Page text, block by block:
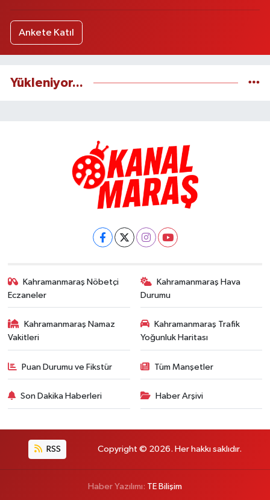
Ankete Katıl
Yükleniyor...
Kahramanmaraş Nöbetçi
Eczaneler
Kahramanmaraş Hava
Durumu
Kahramanmaraş Namaz
Vakitleri
Kahramanmaraş Trafik
Yoğunluk Haritası
Puan Durumu ve Fikstür Tüm Manşetler
Son Dakika Haberleri Haber Arşivi
RSS Copyright © 2026. Her hakkı saklıdır.
Haber Yazılımı: TE Bilişim